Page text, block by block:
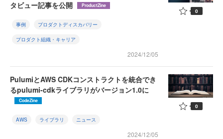
タビュー記事を公開
ProductZine
事例 プロダクトディスカバリー
プロダクト組織・キャリア
2024/12/05
0
PulumiとAWS CDKコンストラクトを統合でき
るpulumi-cdkライブラリがバージョン1.0に
CodeZine
AWS ライブラリ ニュース
2024/12/05
0